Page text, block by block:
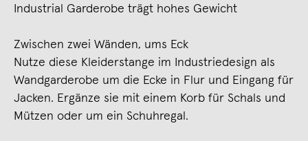
Industrial Garderobe trägt hohes Gewicht
Zwischen zwei Wänden, ums Eck
Nutze diese Kleiderstange im Industriedesign als
Wandgarderobe um die Ecke in Flur und Eingang für
Jacken. Ergänze sie mit einem Korb für Schals und
Mützen oder um ein Schuhregal.